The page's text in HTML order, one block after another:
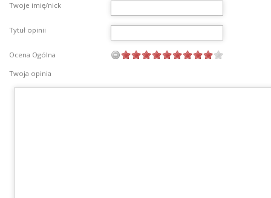
Twoje imię/nick
Tytuł opinii
Ocena Ogólna
Twoja opinia